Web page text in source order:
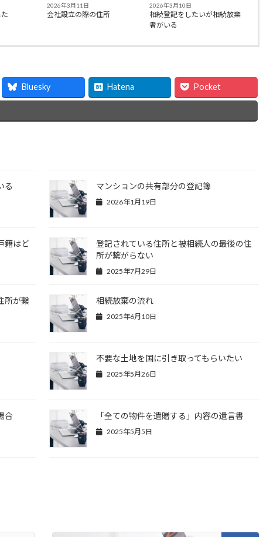
2026年3月11日
会社設立の際の住所
2026年3月10日
相続登記をしたいが相続放棄
者がいる
Bluesky Hatena Pocket
る マンションの共有部分の登記簿
2026年1月19日
籍はど
登記されている住所と被相続人の最後の住
所が繋がらない
2025年7月29日
所が繋
相続放棄の流れ
2025年6月10日
不要な土地を国に引き取ってもらいたい
2025年5月26日
合 「全ての物件を遺贈する」内容の遺言書
2025年5月5日